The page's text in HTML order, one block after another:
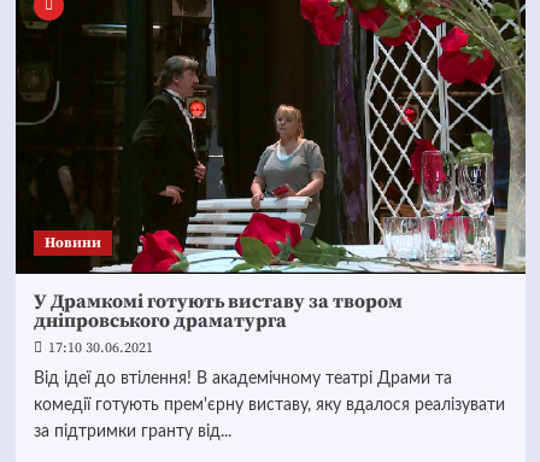
Новини
У Драмкомі готують виставу за твором
дніпровського драматурга
17:10 30.06.2021
Від ідеї до втілення! В академічному театрі Драми та
комедії готують прем'єрну виставу, яку вдалося реалізувати
за підтримки гранту від...